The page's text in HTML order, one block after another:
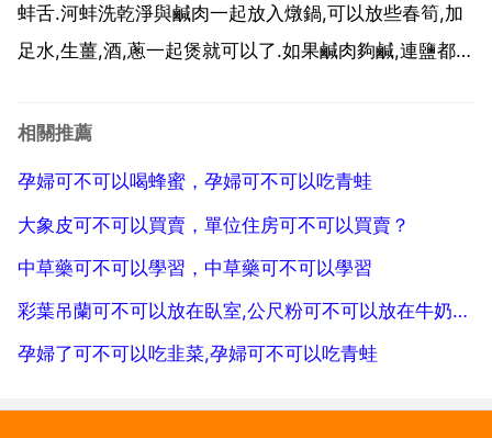
可通過...
蚌舌.河蚌洗乾淨與鹹肉一起放入燉鍋,可以放些春筍,加
足水,生薑,酒,蔥一起煲就可以了.如果鹹肉夠鹹,連鹽都不
蚌肉1500克，豬五花肉250克，紹酒20克，蔥薑1個，
相關推薦
孕婦可不可以喝蜂蜜，孕婦可不可以吃青蛙
大象皮可不可以買賣，單位住房可不可以買賣？
中草藥可不可以學習，中草藥可不可以學習
彩葉吊蘭可不可以放在臥室,公尺粉可不可以放在牛奶裡面一起吃呢
孕婦了可不可以吃韭菜,孕婦可不可以吃青蛙